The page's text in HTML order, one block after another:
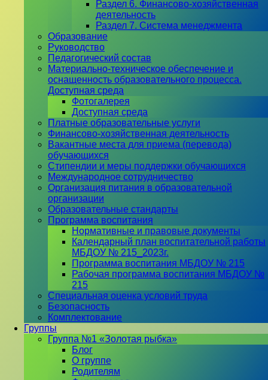
Раздел 6. Финансово-хозяйственная
деятельность
Раздел 7. Система менеджмента
Образование
Руководство
Педагогический состав
Материально-техническое обеспечение и
оснащенность образовательного процесса.
Доступная среда
Фотогалерея
Доступная среда
Платные образовательные услуги
Финансово-хозяйственная деятельность
Вакантные места для приема (перевода)
обучающихся
Стипендии и меры поддержки обучающихся
Международное сотрудничество
Организация питания в образовательной
организации
Образовательные стандарты
Программа воспитания
Нормативные и правовые документы
Календарный план воспитательной работы
МБДОУ № 215_2023г.
Программа воспитания МБДОУ № 215
Рабочая программа воспитания МБДОУ №
215
Специальная оценка условий труда
Безопасность
Комплектование
Группы
Группа №1 «Золотая рыбка»
Блог
О группе
Родителям